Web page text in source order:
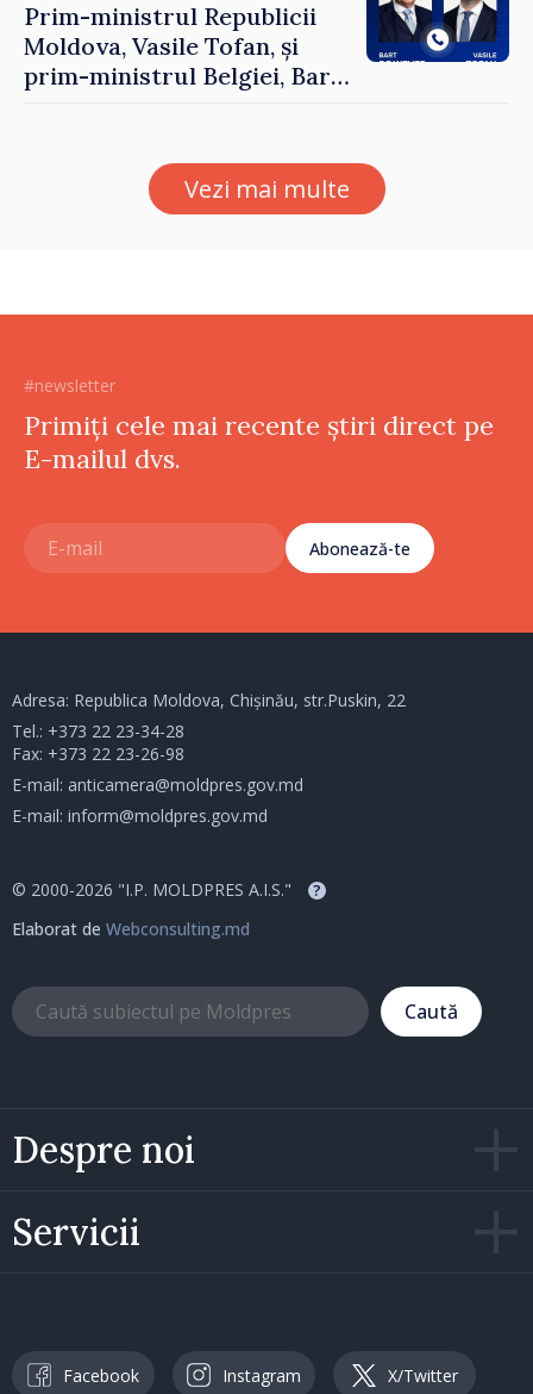
Prim-ministrul Republicii
Moldova, Vasile Tofan, și
prim-ministrul Belgiei, Bart
al Republicii Moldova.
Vezi mai multe
#newsletter
Primiți cele mai recente știri direct pe
E-mailul dvs.
Abonează-te
Despre noi
Servicii
Adresa: Republica Moldova, Chișinău, str.Puskin, 22
Tel.: +373 22 23-34-28
Fax: +373 22 23-26-98
E-mail: anticamera@moldpres.gov.md
E-mail: inform@moldpres.gov.md
© 2000-2026 "I.P. MOLDPRES A.I.S." ?
Elaborat de Webconsulting.md
Caută
Facebook Instagram X/Twitter